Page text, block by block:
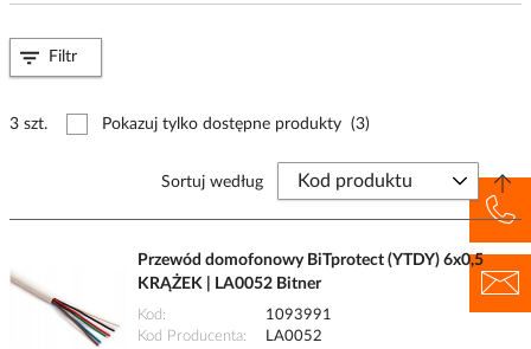
3 szt. Pokazuj tylko dostępne produkty (3)
Sortuj według
Przewód domofonowy BiTprotect (YTDY) 6x0,5
KRĄŻEK | LA0052 Bitner
Kod
1093991
Kod Producenta
LA0052
Filtr